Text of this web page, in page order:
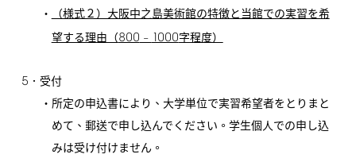
・
（様式２）大阪中之島美術館の特徴と当館での実習を希
望する理由（800 – 1000字程度）
5 ．受付
・所定の申込書により、大学単位で実習希望者をとりまと
めて、郵送で申し込んでください。学生個人での申し込
みは受け付けません。